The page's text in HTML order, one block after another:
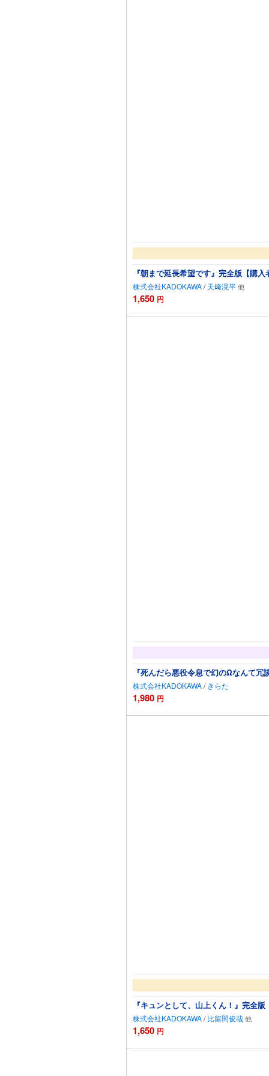
『朝まで延長希望です』完全版【購
株式会社KADOKAWA/ 天﨑滉平
1,650 円
『死んだら悪役令息で幻のΩなんて
株式会社KADOKAWA/ きらた
1,980 円
『キュンとして、山上くん！』完全
株式会社KADOKAWA/ 比留間俊哉
1,650 円